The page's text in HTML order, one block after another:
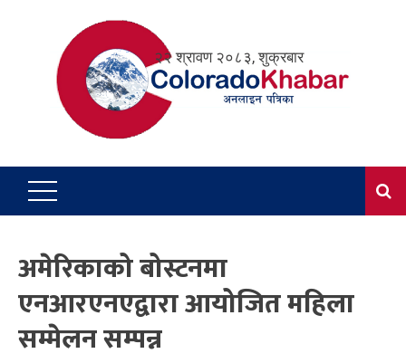
२२ श्रावण २०८३, शुक्रबार
अमेरिकाको बोस्टनमा
एनआरएनएद्वारा आयोजित महिला
सम्मेलन सम्पन्न